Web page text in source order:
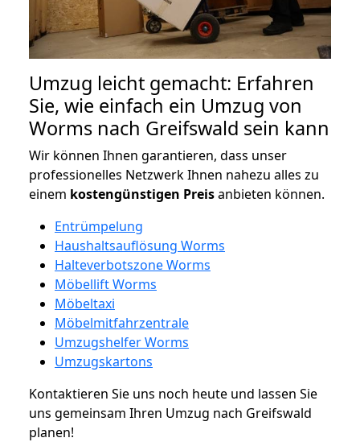
Umzug leicht gemacht: Erfahren
Sie, wie einfach ein Umzug von
Worms nach Greifswald sein kann
Wir können Ihnen garantieren, dass unser
professionelles Netzwerk Ihnen nahezu alles zu
einem kostengünstigen Preisanbieten können.
Entrümpelung
Haushaltsauflösung Worms
Halteverbotszone Worms
Möbellift Worms
Möbeltaxi
Möbelmitfahrzentrale
Umzugshelfer Worms
Umzugskartons
Kontaktieren Sie uns noch heute und lassen Sie
uns gemeinsam Ihren Umzug nach Greifswald
planen!